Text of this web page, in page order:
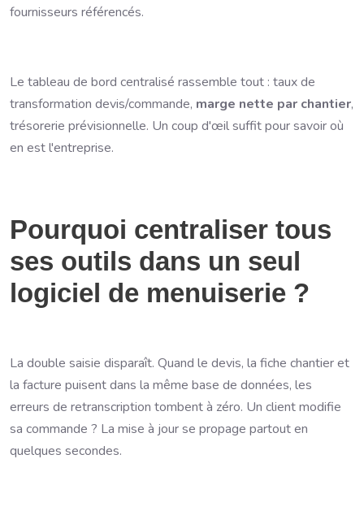
fournisseurs référencés.
Le tableau de bord centralisé rassemble tout : taux de
transformation devis/commande, marge nette par chantier,
trésorerie prévisionnelle. Un coup d'œil suffit pour savoir où
en est l'entreprise.
Pourquoi centraliser tous
ses outils dans un seul
logiciel de menuiserie ?
La double saisie disparaît. Quand le devis, la fiche chantier et
la facture puisent dans la même base de données, les
erreurs de retranscription tombent à zéro. Un client modifie
sa commande ? La mise à jour se propage partout en
quelques secondes.